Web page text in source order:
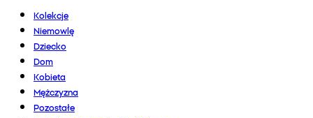
Kolekcje
Niemowlę
Dziecko
Dom
Kobieta
Mężczyzna
Pozostałe